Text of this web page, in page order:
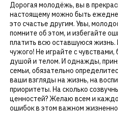
Дорогая молодёжь, вы в
настоящему можно быть
это счастье другим. Увы,
помните об этом, и избегайте
платить всю оставшуюся жизнь.
чужого! Не играйте с
душой и телом. И однажды,
семьи, обязательно
ваши взгляды на жизнь, на
приоритеты. На сколько
ценностей? Желаю всем и
ошибок в этом важном